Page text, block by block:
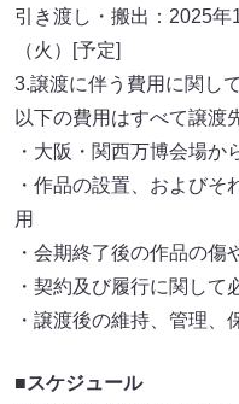
引き渡し・搬出：2025年
（火）[予定]
3.譲渡に伴う費用に関して
以下の費用はすべて譲渡
・大阪・関西万博会場か
・作品の設置、および
用
・会期終了後の作品の傷
・契約及び履行に関して
・譲渡後の維持、管理、
■スケジュール